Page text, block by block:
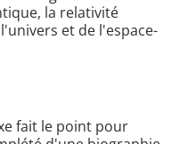
la relativité
et de l'espace-
fait le point pour